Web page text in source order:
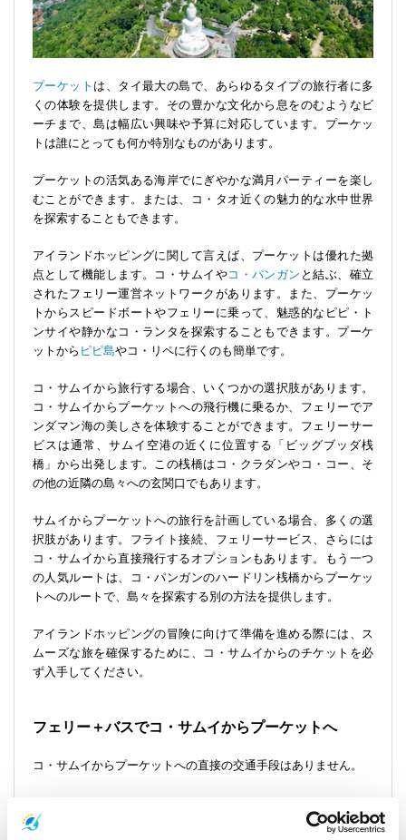
プーケット は、タイ最大の島で、あらゆるタイプの旅行者に多
くの体験を提供します。その豊かな文化から息をのむようなビ
ーチまで、島は幅広い興味や予算に対応しています。プーケッ
トは誰にとっても何か特別なものがあります。
プーケットの活気ある海岸でにぎやかな満月パーティーを楽し
むことができます。または、コ・タオ近くの魅力的な水中世界
を探索することもできます。
アイランドホッピングに関して言えば、プーケットは優れた拠
点として機能します。コ・サムイやコ・パンガン と結ぶ、確立
されたフェリー運営ネットワークがあります。また、プーケッ
トからスピードボートやフェリーに乗って、魅惑的なピピ・ト
ンサイや静かなコ・ランタを探索することもできます。プーケ
ットから ピピ島やコ・リペに行くのも簡単です。
コ・サムイから旅行する場合、いくつかの選択肢があります。
コ・サムイからプーケットへの飛行機に乗るか、フェリーでア
ンダマン海の美しさを体験することができます。フェリーサー
ビスは通常、サムイ空港の近くに位置する「ビッグブッダ桟
橋」から出発します。この桟橋はコ・クラダンやコ・コー、そ
の他の近隣の島々への玄関口でもあります。
サムイからプーケットへの旅行を計画している場合、多くの選
択肢があります。フライト接続、フェリーサービス、さらには
コ・サムイから直接飛行するオプションもあります。もう一つ
の人気ルートは、コ・パンガンのハードリン桟橋からプーケッ
トへのルートで、島々を探索する別の方法を提供します。
アイランドホッピングの冒険に向けて準備を進める際には、ス
ムーズな旅を確保するために、コ・サムイからのチケットを必
ず入手してください。
フェリー＋バスでコ・サムイからプーケットへ
コ・サムイからプーケットへの直接の交通手段はありません。
るためのフェリー＋バスのチケットを予約する必要がありま